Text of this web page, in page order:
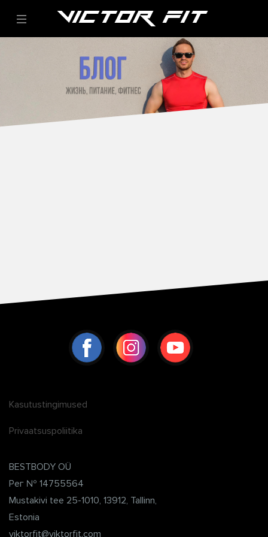
VICTOR FIT
Kasutustingimused
Privaatsuspoliitika
BESTBODY OÜ
Рег № 14755564
Mustakivi tee 25-1010, 13912, Tallinn,
Estonia
viktorfit@viktorfit.com